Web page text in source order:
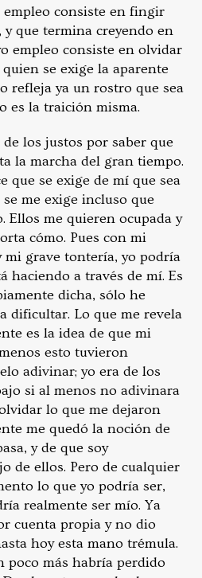
consiste en fingir
que termina creyendo en
empleo consiste en olvidar
se exige la aparente
refleja ya un rostro que sea
es la traición misma.
los justos por saber que
la marcha del gran tiempo.
que se exige de mí que sea
me exige incluso que
Ellos me quieren ocupada y
cómo. Pues con mi
mi grave tontería, yo podría
haciendo a través de mí. Es
dicha, sólo he
dificultar. Lo que me revela
es la idea de que mi
esto tuvieron
adivinar; yo era de los
si al menos no adivinara
lo que me dejaron
me quedó la noción de
y de que soy
de ellos. Pero de cualquier
lo que yo podría ser,
realmente ser mío. Ya
cuenta propia y no dio
hoy esta mano trémula.
poco más habría perdido